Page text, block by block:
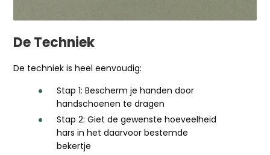
De Techniek
De techniek is heel eenvoudig:
Stap 1: Bescherm je handen door
handschoenen te dragen
Stap 2: Giet de gewenste hoeveelheid
hars in het daarvoor bestemde
bekertje